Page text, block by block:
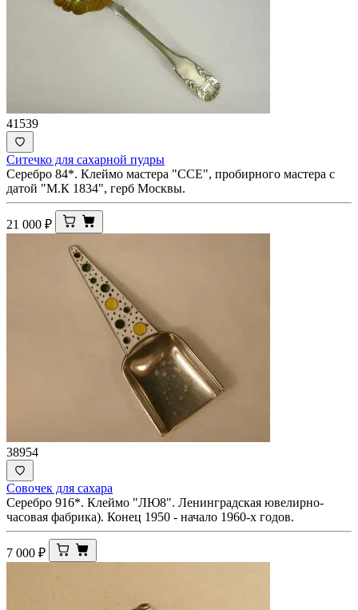
41539
Ситечко для сахарной пудры
Серебро 84*. Клеймо мастера "ССЕ", пробирного мастера с
датой "М.К 1834", герб Москвы.
21 000 ₽
38954
Совочек для сахара
Серебро 916*. Клеймо "ЛЮ8". Ленинградская ювелирно-
часовая фабрика). Конец 1950 - начало 1960-х годов.
7 000 ₽